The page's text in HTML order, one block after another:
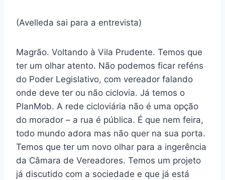
(Avelleda sai para a entrevista)
Magrão. Voltando à Vila Prudente. Temos que
ter um olhar atento. Não podemos ficar reféns
do Poder Legislativo, com vereador falando
onde deve ter ou não ciclovia. Já temos o
PlanMob. A rede cicloviária não é uma opção
do morador – a rua é pública. É que nem feira,
todo mundo adora mas não quer na sua porta.
Temos que ter um novo olhar para a ingerência
da Câmara de Vereadores. Temos um projeto
já discutido com a sociedade e que já está